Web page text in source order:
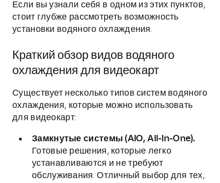
Если вы узнали себя в одном из этих пунктов,
стоит глубже рассмотреть возможность
установки водяного охлаждения.
Краткий обзор видов водяного
охлаждения для видеокарт
Существует несколько типов систем водяного
охлаждения, которые можно использовать
для видеокарт:
Замкнутые системы (AIO, All-In-One).
Готовые решения, которые легко
устанавливаются и не требуют
обслуживания. Отличный выбор для тех,